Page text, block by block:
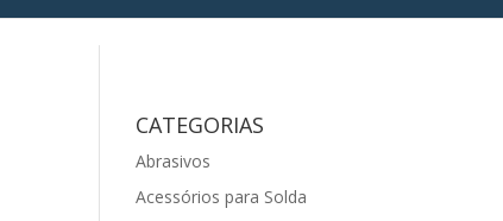
CATEGORIAS
Abrasivos
Acessórios para Solda